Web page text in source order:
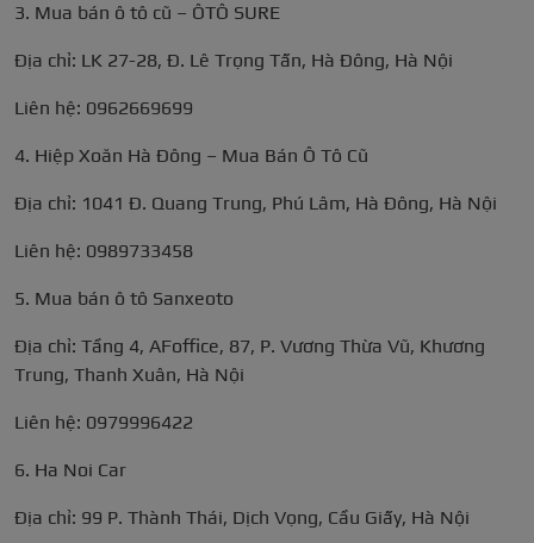
3. Mua bán ô tô cũ – ÔTÔ SURE
Địa chỉ: LK 27-28, Đ. Lê Trọng Tấn, Hà Đông, Hà Nội
Liên hệ: 0962669699
4. Hiệp Xoăn Hà Đông – Mua Bán Ô Tô Cũ
Địa chỉ: 1041 Đ. Quang Trung, Phú Lâm, Hà Đông, Hà Nội
Liên hệ: 0989733458
5. Mua bán ô tô Sanxeoto
Địa chỉ: Tầng 4, AFoffice, 87, P. Vương Thừa Vũ, Khương
Trung, Thanh Xuân, Hà Nội
Liên hệ: 0979996422
6. Ha Noi Car
Địa chỉ: 99 P. Thành Thái, Dịch Vọng, Cầu Giấy, Hà Nội